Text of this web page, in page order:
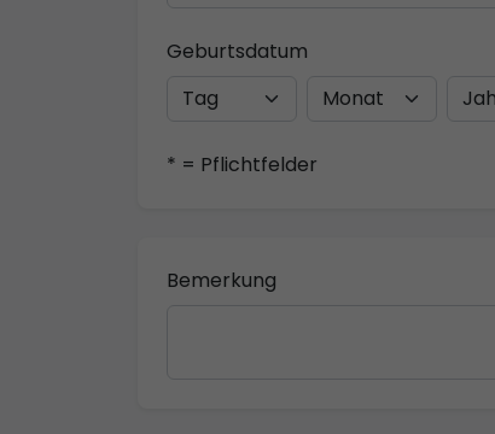
Geburtsdatum
* = Pflichtfelder
Bemerkung